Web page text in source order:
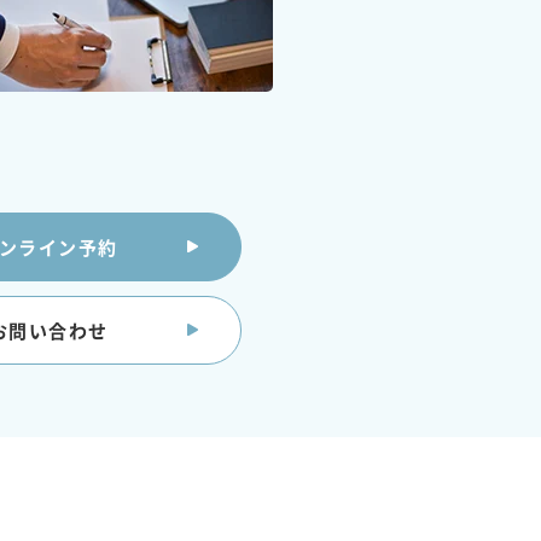
ライン予約
問い合わせ